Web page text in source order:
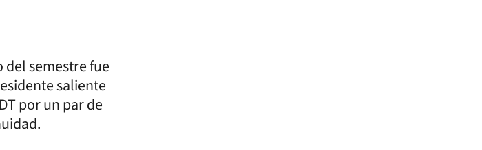
del semestre fue
saliente
por un par de